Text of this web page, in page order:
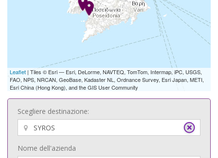
Leaflet | Tiles © Esri — Esri, DeLorme, NAVTEQ, TomTom, Intermap, iPC, USGS,
FAO, NPS, NRCAN, GeoBase, Kadaster NL, Ordnance Survey, Esri Japan, METI,
Esri China (Hong Kong), and the GIS User Community
Scegliere destinazione:
Nome dell'azienda